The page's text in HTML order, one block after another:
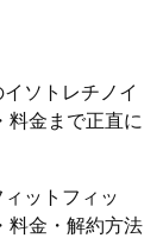
ソトレチノイ
料金まで正直に
ィットフィッ
料金・解約方法